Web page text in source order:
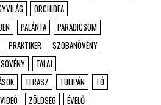
ORCHIDEA
PALÁNTA
PARADICSOM
PRAKTIKER
SZOBANÖVÉNY
SÖVÉNY
TALAJ
TERASZ TULIPÁN
TÓ
VIDEÓ ZÖLDSÉG
ÉVELŐ